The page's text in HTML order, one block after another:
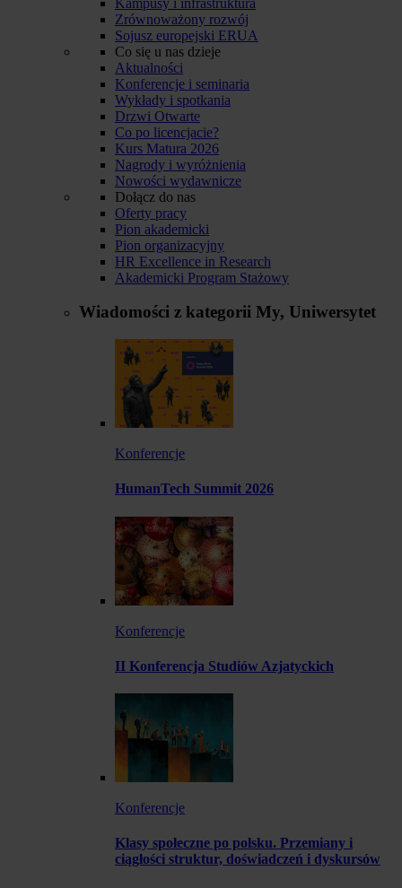
Zrównoważony rozwój
Sojusz europejski ERUA
Co się u nas dzieje
Aktualności
Konferencje i seminaria
Wykłady i spotkania
Drzwi Otwarte
Co po licencjacie?
Kurs Matura 2026
Nagrody i wyróżnienia
Nowości wydawnicze
Dołącz do nas
Oferty pracy
Pion akademicki
Pion organizacyjny
HR Excellence in Research
Akademicki Program Stażowy
Wiadomości z kategorii My, Uniwersytet
Konferencje
HumanTech Summit 2026
Konferencje
II Konferencja Studiów Azjatyckich
Konferencje
Klasy społeczne po polsku. Przemiany i
ciągłości struktur, doświadczeń i dyskursów